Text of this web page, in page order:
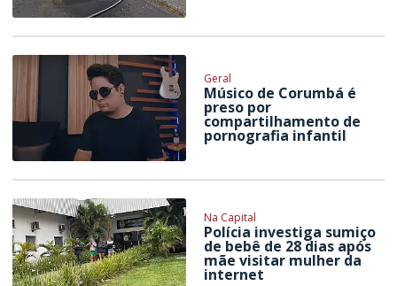
Geral
Músico de Corumbá é
preso por
compartilhamento de
pornografia infantil
Na Capital
Polícia investiga sumiço
de bebê de 28 dias após
mãe visitar mulher da
internet